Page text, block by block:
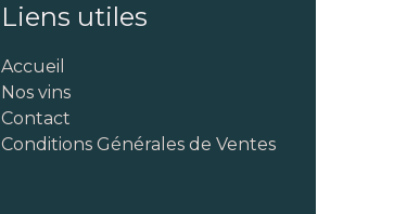
Liens utiles
Accueil
Nos vins
Contact
Conditions Générales de Ventes